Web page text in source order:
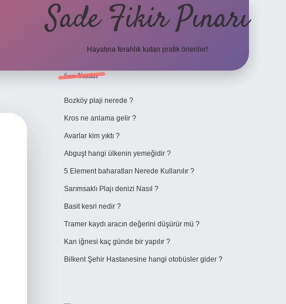
Sade Fikir Pınarı
Hayatına ferahlık katan pratik öneriler!
Sidebar
Son Yazılar
Bozköy plaji nerede ?
Kros ne anlama gelir ?
Avarlar kim yıktı ?
Abguşt hangi ülkenin yemeğidir ?
5 Element baharatları Nerede Kullanılır ?
Sarımsaklı Plajı denizi Nasıl ?
Basit kesri nedir ?
Tramer kaydı aracın değerini düşürür mü ?
Kan iğnesi kaç günde bir yapılır ?
Bilkent Şehir Hastanesine hangi otobüsler gider ?